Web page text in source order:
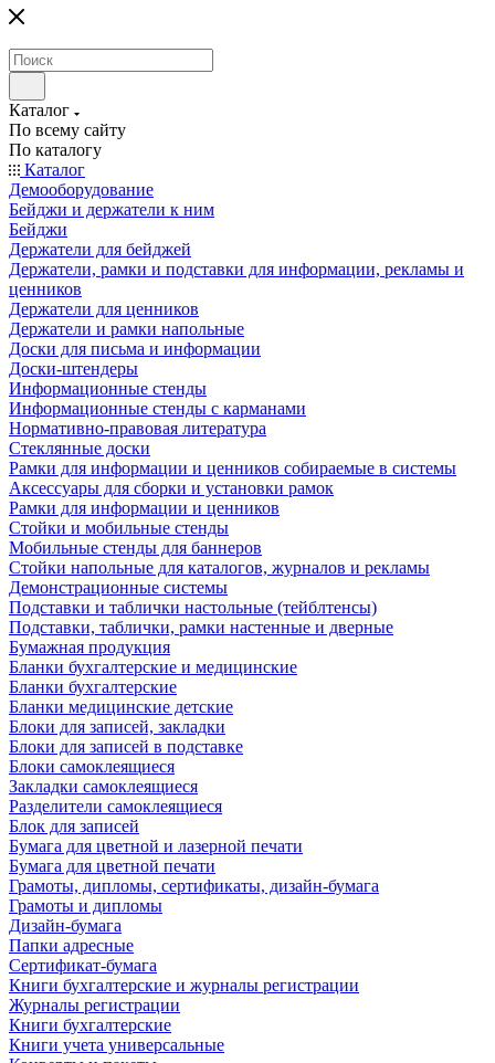
Каталог
По всему сайту
По каталогу
Каталог
Демооборудование
Бейджи и держатели к ним
Бейджи
Держатели для бейджей
Держатели, рамки и подставки для информации, рекламы и
ценников
Держатели для ценников
Держатели и рамки напольные
Доски для письма и информации
Доски-штендеры
Информационные стенды
Информационные стенды с карманами
Нормативно-правовая литература
Стеклянные доски
Рамки для информации и ценников собираемые в системы
Аксессуары для сборки и установки рамок
Рамки для информации и ценников
Стойки и мобильные стенды
Мобильные стенды для баннеров
Стойки напольные для каталогов, журналов и рекламы
Демонстрационные системы
Подставки и таблички настольные (тейблтенсы)
Подставки, таблички, рамки настенные и дверные
Бумажная продукция
Бланки бухгалтерские и медицинские
Бланки бухгалтерские
Бланки медицинские детские
Блоки для записей, закладки
Блоки для записей в подставке
Блоки самоклеящиеся
Закладки самоклеящиеся
Разделители самоклеящиеся
Блок для записей
Бумага для цветной и лазерной печати
Бумага для цветной печати
Грамоты, дипломы, сертификаты, дизайн-бумага
Грамоты и дипломы
Дизайн-бумага
Папки адресные
Сертификат-бумага
Книги бухгалтерские и журналы регистрации
Журналы регистрации
Книги бухгалтерские
Книги учета универсальные